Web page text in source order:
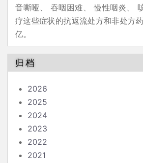
音嘶哑、 吞咽困难、 慢性咽炎、
疗这些症状的抗返流处方和非处方
亿。
归档
2026
2025
2024
2023
2022
2021